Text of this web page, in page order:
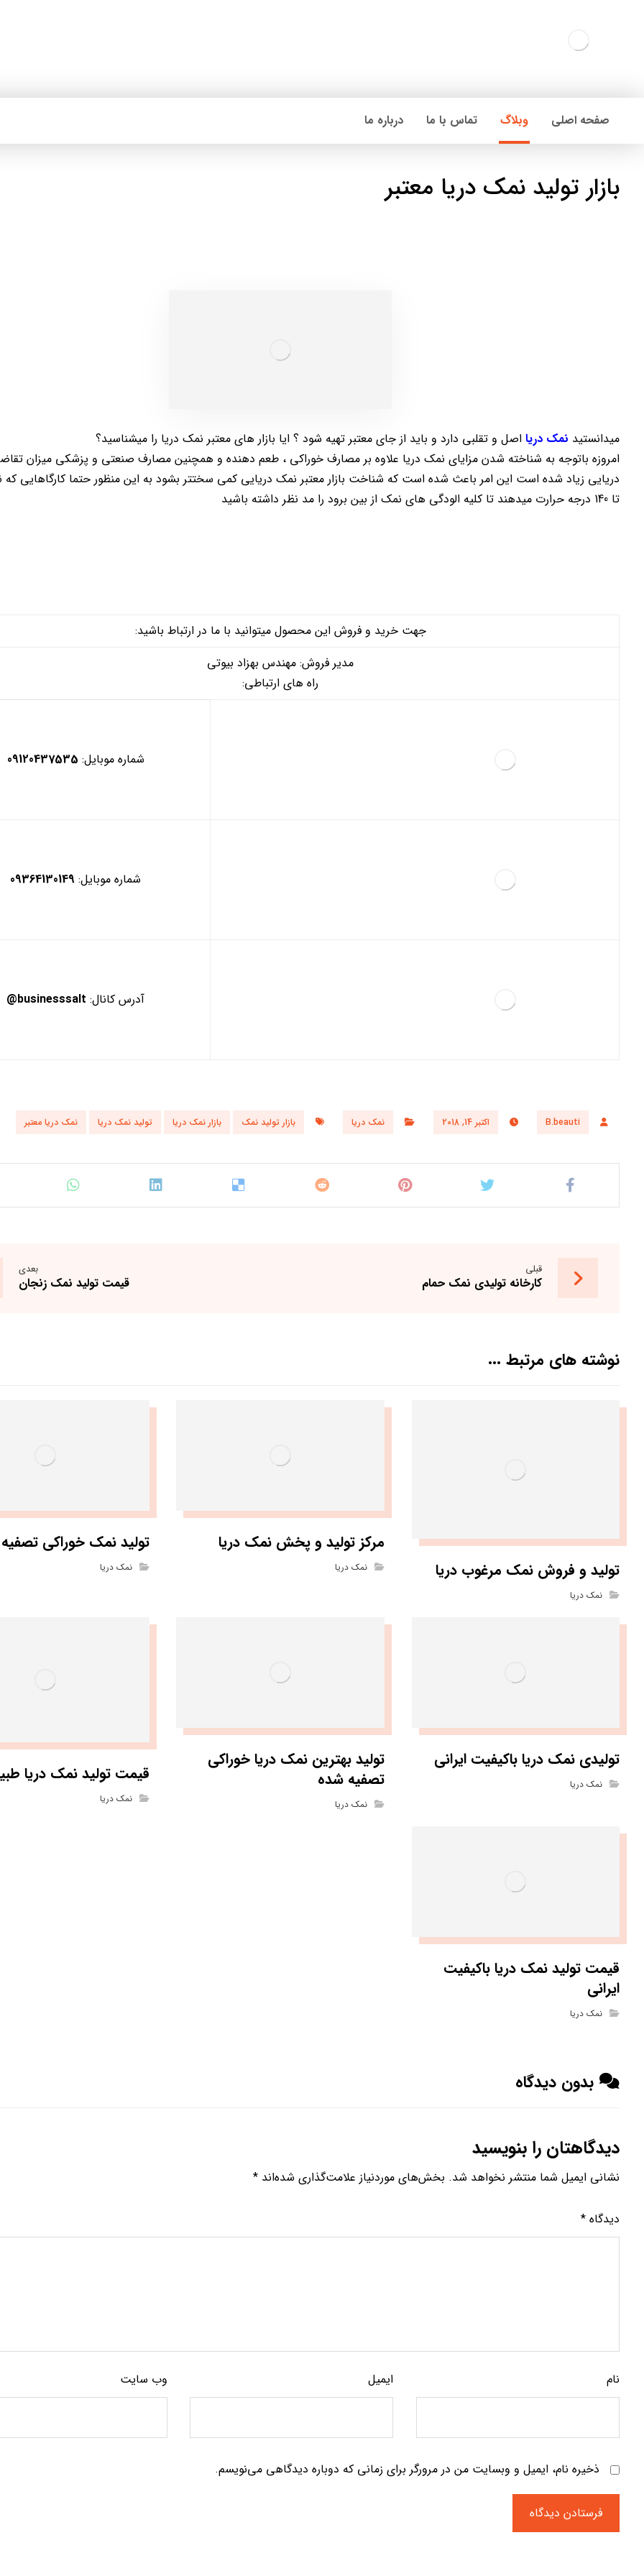
صفحه اصلی وبلاگ تماس با ما درباره ما
بازار تولید نمک دریا معتبر
میدانستید نمک دریا اصل و تقلبی دارد و باید از جای معتبر تهیه شود ؟ ایا بازار های معتبر نمک دریا را میشناسید؟
امروزه باتوجه به شناخته شدن مزایای نمک دریا علاوه بر مصارف خوراکی ، طعم دهنده و همچنین مصارف صنعتی و پزشکی میزان
دریایی زیاد شده است این امر باعث شده است که شناخت بازار معتبر نمک دریایی کمی سختتر بشود به این منظور حتما کارگاهایی که
تا 140 درجه حرارت میدهند تا کلیه الودگی های نمک از بین برود را مد نظر داشته باشید
جهت خرید و فروش این محصول میتوانید با ما در ارتباط باشید:
مدیر فروش: مهندس بهزاد بیوتی
راه های ارتباطی:
شماره موبایل: 09120437535
شماره موبایل: 09364130149
آدرس کانال: businesssalt@
B.beauti اکتبر 14, 2018 نمک دریا بازار تولید نمک بازار نمک دریا تولید نمک دریا نمک دریا معتبر
قبلی
کارخانه تولیدی نمک حمام
بعدی
قیمت تولید نمک زنجان
نوشته های مرتبط ...
تولید و فروش نمک مرغوب دریا
نمک دریا
مرکز تولید و پخش نمک دریا
نمک دریا
تولید نمک خوراکی
نمک دریا
تولیدی نمک دریا باکیفیت ایرانی
نمک دریا
تولید بهترین نمک دریا خوراکی
تصفیه شده
نمک دریا
قیمت تولید نمک دریا
نمک دریا
قیمت تولید نمک دریا باکیفیت
ایرانی
نمک دریا
بدون دیدگاه
دیدگاهتان را بنویسید
نشانی ایمیل شما منتشر نخواهد شد. بخش‌های موردنیاز علامت‌گذاری شده‌اند *
دیدگاه *
نام ایمیل وب‌ سایت
ذخیره نام، ایمیل و وبسایت من در مرورگر برای زمانی که دوباره دیدگاهی می‌نویسم.